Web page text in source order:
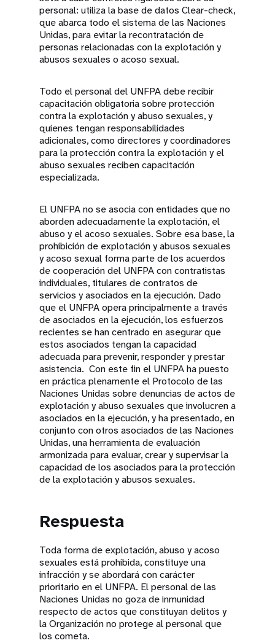
personal: utiliza la base de datos Clear-check,
que abarca todo el sistema de las Naciones
Unidas, para evitar la recontratación de
personas relacionadas con la explotación y
abusos sexuales o acoso sexual.
Todo el personal del UNFPA debe recibir
capacitación obligatoria sobre protección
contra la explotación y abuso sexuales, y
quienes tengan responsabilidades
adicionales, como directores y coordinadores
para la protección contra la explotación y el
abuso sexuales reciben capacitación
especializada.
El UNFPA no se asocia con entidades que no
aborden adecuadamente la explotación, el
abuso y el acoso sexuales. Sobre esa base, la
prohibición de explotación y abusos sexuales
y acoso sexual forma parte de los acuerdos
de cooperación del UNFPA con contratistas
individuales, titulares de contratos de
servicios y asociados en la ejecución. Dado
que el UNFPA opera principalmente a través
de asociados en la ejecución, los esfuerzos
recientes se han centrado en asegurar que
estos asociados tengan la capacidad
adecuada para prevenir, responder y prestar
asistencia. Con este fin el UNFPA ha puesto
en práctica plenamente el Protocolo de las
Naciones Unidas sobre denuncias de actos de
explotación y abuso sexuales que involucren a
asociados en la ejecución, y ha presentado, en
conjunto con otros asociados de las Naciones
Unidas, una herramienta de evaluación
armonizada para evaluar, crear y supervisar la
capacidad de los asociados para la protección
de la explotación y abusos sexuales.
Respuesta
Toda forma de explotación, abuso y acoso
sexuales está prohibida, constituye una
infracción y se abordará con carácter
prioritario en el UNFPA. El personal de las
Naciones Unidas no goza de inmunidad
respecto de actos que constituyan delitos y
la Organización no protege al personal que
los cometa.